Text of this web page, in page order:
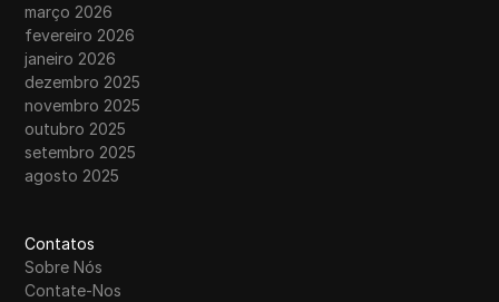
março 2026
fevereiro 2026
janeiro 2026
dezembro 2025
novembro 2025
outubro 2025
setembro 2025
agosto 2025
Contatos
Sobre Nós
Contate-Nos